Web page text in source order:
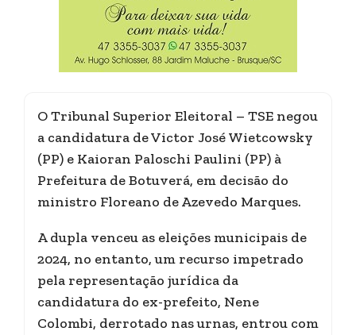
O Tribunal Superior Eleitoral – TSE negou
a candidatura de Victor José Wietcowsky
(PP) e Kaioran Paloschi Paulini (PP) à
Prefeitura de Botuverá, em decisão do
ministro Floreano de Azevedo Marques.
A dupla venceu as eleições municipais de
2024, no entanto, um recurso impetrado
pela representação jurídica da
candidatura do ex-prefeito, Nene
Colombi, derrotado nas urnas, entrou com